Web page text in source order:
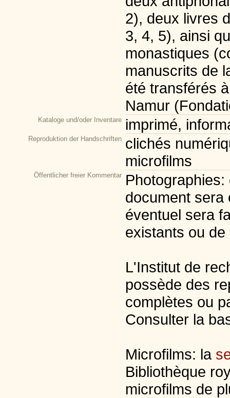
2), deux livres
3, 4, 5), ainsi
monastiques
manuscrits de
été transférés
Namur
Kataloge und/oder Inventare imprimé,
Reproduktion der Handschriften clichés
microfilms
Öffentlicher freier Kommentar
document sera
éventuel sera
existants ou
L'Institut de
possède des
complètes ou
Consulter la
Microfilms: la
Bibliothèque
microfilms de